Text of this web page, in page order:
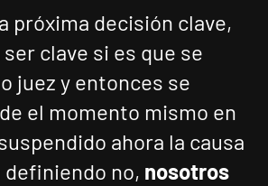
próxima decisión clave,
ser clave si es que se
juez y entonces se
el momento mismo en
ahora la causa
no, nosotros